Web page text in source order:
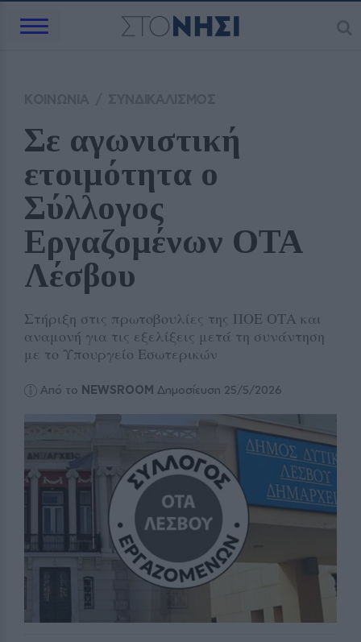
Σε αγωνιστική
ετοιμότητα ο
Σύλλογος
Εργαζομένων ΟΤΑ
Λέσβου
Στήριξη στις πρωτοβουλίες της ΠΟΕ ΟΤΑ και
αναμονή για τις εξελίξεις μετά τη συνάντηση
με το Υπουργείο Εσωτερικών
Από το NEWSROOM Δημοσίευση 25/5/2026